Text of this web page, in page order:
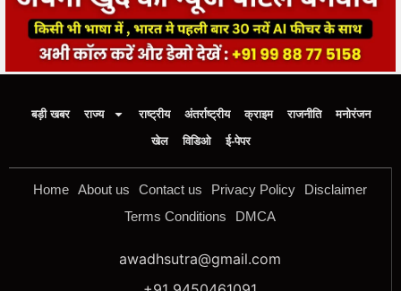
बड़ी खबर राज्य राष्ट्रीय अंतर्राष्ट्रीय क्राइम राजनीति
मनोरंजन
खेल
विडिओ ई-पेपर
Home About us Contact us Privacy Policy
Disclaimer
Terms Conditions
DMCA
awadhsutra@gmail.com